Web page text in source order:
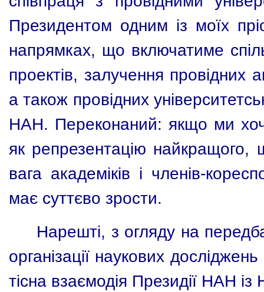
Президентом одним із моїх
напрямках, що включатиме
проектів, залучення провідних
а також провідних
НАН. Переконаний: якщо ми
як репрезентацію найкращого,
вага академіків і членів-
має суттєво зрости.
Нарешті, з огляду на
організації наукових
тісна взаємодія Президії НАН